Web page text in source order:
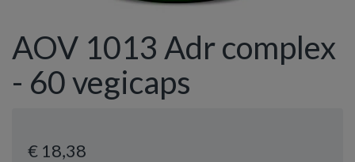
AOV 1013 Adr complex
- 60 vegicaps
€ 18,38